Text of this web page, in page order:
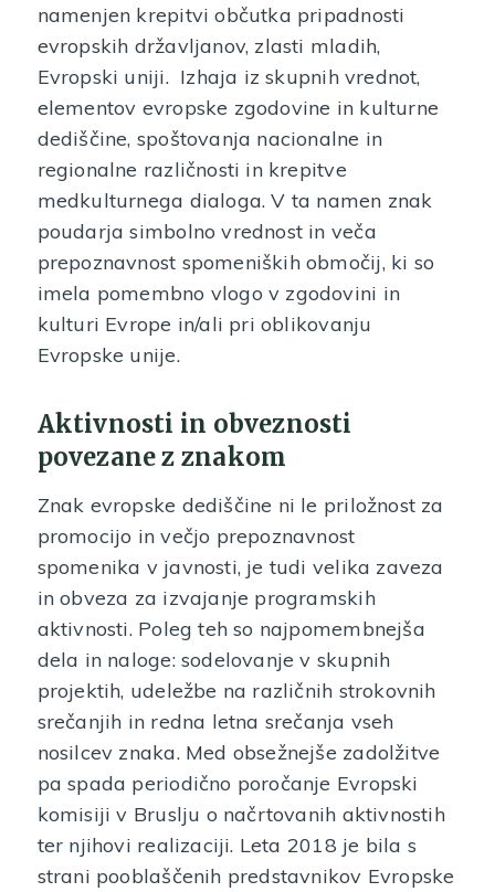
namenjen krepitvi občutka pripadnosti
evropskih državljanov, zlasti mladih,
Evropski uniji. Izhaja iz skupnih vrednot,
elementov evropske zgodovine in kulturne
dediščine, spoštovanja nacionalne in
regionalne različnosti in krepitve
medkulturnega dialoga. V ta namen znak
poudarja simbolno vrednost in veča
prepoznavnost spomeniških območij, ki so
imela pomembno vlogo v zgodovini in
kulturi Evrope in/ali pri oblikovanju
Evropske unije.
Aktivnosti in obveznosti
povezane z znakom
Znak evropske dediščine ni le priložnost za
promocijo in večjo prepoznavnost
spomenika v javnosti, je tudi velika zaveza
in obveza za izvajanje programskih
aktivnosti. Poleg teh so najpomembnejša
dela in naloge: sodelovanje v skupnih
projektih, udeležbe na različnih strokovnih
srečanjih in redna letna srečanja vseh
nosilcev znaka. Med obsežnejše zadolžitve
pa spada periodično poročanje Evropski
komisiji v Bruslju o načrtovanih aktivnostih
ter njihovi realizaciji. Leta 2018 je bila s
strani pooblaščenih predstavnikov Evropske